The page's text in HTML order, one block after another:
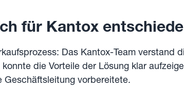
für Kantox
Das Kantox-Team verstand
die Vorteile der Lösung klar
Geschäftsleitung vorbereitete.